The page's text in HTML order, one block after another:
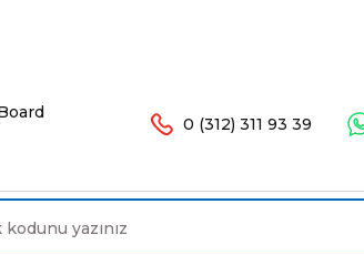
0 (312) 311 93 39